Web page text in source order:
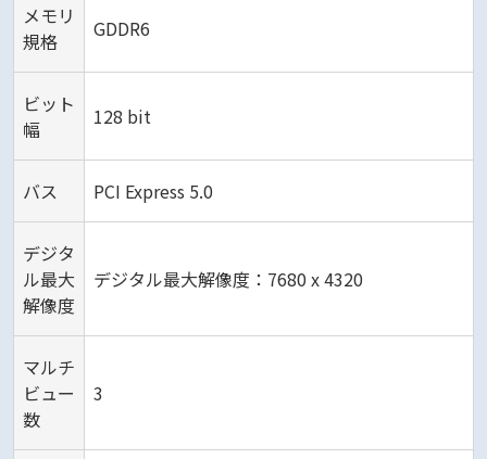
メモリ
規格
GDDR6
ビット
幅
128 bit
バス PCI Express 5.0
デジタ
ル最大
解像度
デジタル最大解像度：7680 x 4320
マルチ
ビュー
数
3